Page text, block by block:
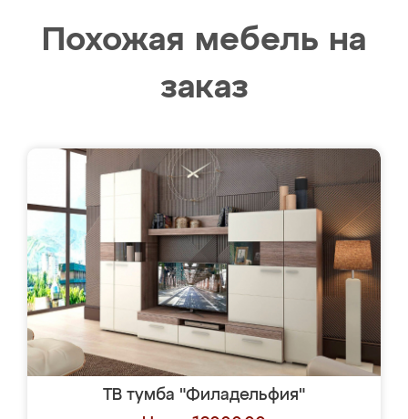
Похожая мебель на
заказ
ТВ тумба "Филадельфия"